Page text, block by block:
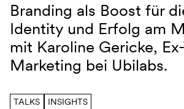
Interview – Karoline Gericke
Branding als Boost für
Identity und Erfolg am
mit Karoline Gericke,
Marketing bei Ubilabs.
TALKS INSIGHTS